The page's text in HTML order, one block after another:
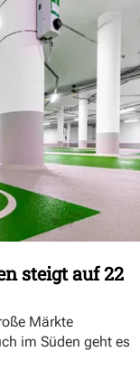
steigt auf 22
Märkte
im Süden geht es